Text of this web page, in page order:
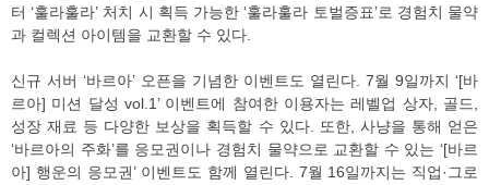
터 ‘훌라훌라’ 처치 시 획득 가능한 ‘훌라훌라 토벌증표’로 경험치 물약
과 컬렉션 아이템을 교환할 수 있다.
신규 서버 ‘바르아’ 오픈을 기념한 이벤트도 열린다. 7월 9일까지 ‘[바
르아] 미션 달성 vol.1’ 이벤트에 참여한 이용자는 레벨업 상자, 골드,
성장 재료 등 다양한 보상을 획득할 수 있다. 또한, 사냥을 통해 얻은
‘바르아의 주화’를 응모권이나 경험치 물약으로 교환할 수 있는 ‘[바르
아] 행운의 응모권’ 이벤트도 함께 열린다. 7월 16일까지는 직업·그로